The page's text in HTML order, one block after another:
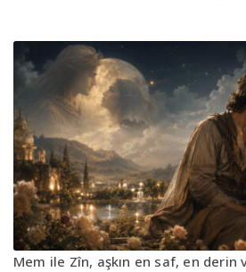
Mem ile Zîn, aşkın en saf, en derin